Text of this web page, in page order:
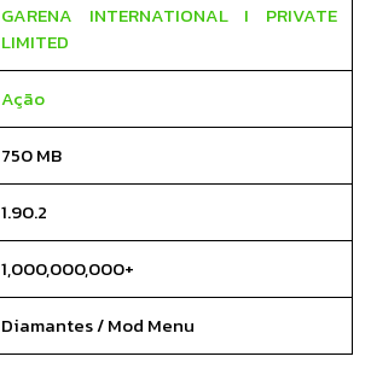
GARENA INTERNATIONAL I PRIVATE
LIMITED
Ação
750 MB
1.90.2
1,000,000,000+
Diamantes / Mod Menu